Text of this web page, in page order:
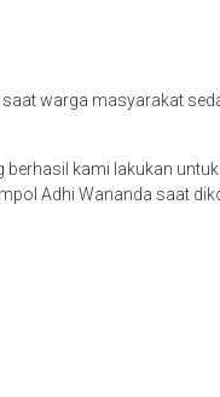
warga masyarakat
kami lakukan
Adhi Wananda saat